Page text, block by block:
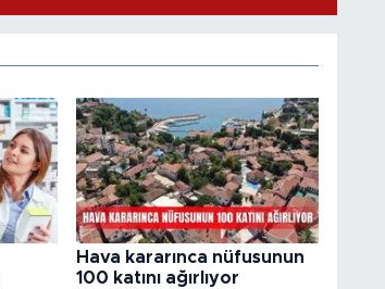
Hava kararınca nüfusunun
100 katını ağırlıyor